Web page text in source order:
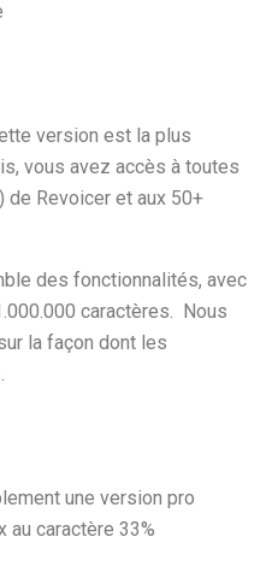
version est la plus
vous avez accès à toutes
Revoicer et aux 50+
des fonctionnalités, avec
caractères. Nous
la façon dont les
une version pro
au caractère 33%